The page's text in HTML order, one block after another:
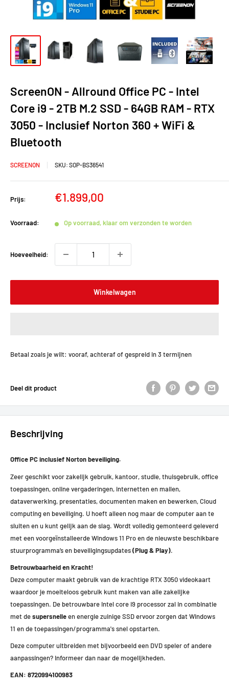
ScreenON - Allround Office PC - Intel
Core i9 - 2TB M.2 SSD - 64GB RAM - RTX
3050 - Inclusief Norton 360 + WiFi &
Bluetooth
SCREENON SKU: SOP-BS36541
Prijs: Verkoopprijs
€1.899,00
Voorraad: Op voorraad, klaar om verzonden te worden
Hoeveelheid:
Winkelwagen
Betaal zoals je wilt: vooraf, achteraf of gespreid in 3 termijnen
Deel dit product
Beschrijving
Office PC inclusief Norton beveiliging.
Zeer geschikt voor zakelijk gebruik, kantoor, studie, thuisgebruik, office
toepassingen, online vergaderingen, internetten en mailen,
dataverwerking, presentaties, documenten maken en bewerken, Cloud
computing en beveiliging. U hoeft alleen nog maar de computer aan te
sluiten en u kunt gelijk aan de slag. Wordt volledig gemonteerd geleverd
met een voorgeïnstalleerde Windows 11 Pro en de nieuwste beschikbare
stuurprogramma’s en beveiligingsupdates(Plug & Play).
Betrouwbaarheid en Kracht!
Deze computer maakt gebruik van de krachtige RTX 3050 videokaart
waardoor je moeiteloos gebruik kunt maken van alle zakelijke
toepassingen. De betrouwbare Intel core i9 processor zal in combinatie
met desupersnelleen energie zuinige SSD ervoor zorgen dat Windows
11 en de toepassingen/programma's snel opstarten.
Deze computer uitbreiden met bijvoorbeeld een DVD speler of andere
aanpassingen? Informeer dan naar de mogelijkheden.
EAN: 8720994100983